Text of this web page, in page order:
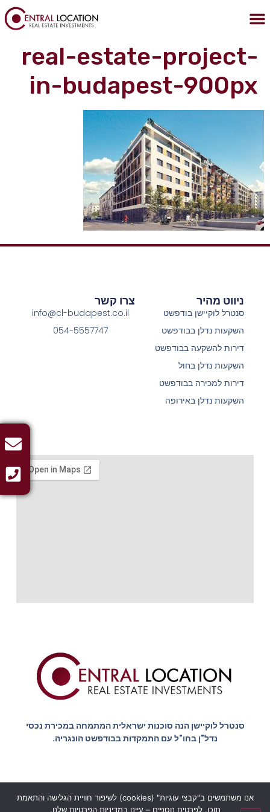
real-estate-project-
in-budapest-900px
סנטרל לוקיישן הנה סוכנות ישראלית המתמחה במכירת נכסי
נדל"ן בחו"ל עם התמקדות בבודפשט הונגריה.
ניווט מהיר
סנטרל לוקיישן בודפשט
השקעות נדלן בבודפשט
דירות להשקעה בבודפשט
השקעות נדלן בחול
דירות למכירה בבודפשט
השקעות נדלן באירופה
צרו קשר
info@cl-budapest.co.il
054-5557747
הצהרת נגישותמדיניות הפרטיות
אנו משתמשים ב"קבצי עוגיות" (cookies) לשיפור חוויית הגלישה והתאמת
תוכן. לפרטים נוספים – עיינו במדיניות הפרטיות שלנו.